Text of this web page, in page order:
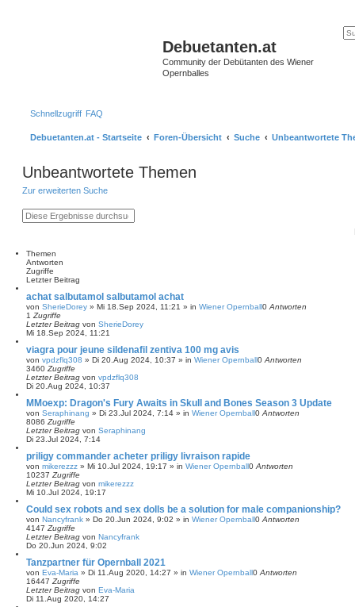
Debuetanten.at
Community der Debütanten des Wiener
Opernballes
Schnellzugriff FAQ
Debuetanten.at - Startseite Foren-Übersicht Suche Unbeantwortete
Unbeantwortete Themen
Zur erweiterten Suche
S
u
E
r
S
Themen
Antworten
Zugriffe
Letzter Beitrag
achat salbutamol salbutamol achat
von SherieDorey » Mi 18.Sep 2024, 11:21 » in Wiener Opernball0 Antworten
1 Zugriffe
Letzter Beitrag von SherieDorey
Mi 18.Sep 2024, 11:21
viagra pour jeune sildenafil zentiva 100 mg avis
von vpdzflq308 » Di 20.Aug 2024, 10:37 » in Wiener Opernball0 Antworten
3460 Zugriffe
Letzter Beitrag von vpdzflq308
Di 20.Aug 2024, 10:37
MMoexp: Dragon's Fury Awaits in Skull and Bones Season 3 Update
von Seraphinang » Di 23.Jul 2024, 7:14 » in Wiener Opernball0 Antworten
8086 Zugriffe
Letzter Beitrag von Seraphinang
Di 23.Jul 2024, 7:14
priligy commander acheter priligy livraison rapide
von mikerezzz » Mi 10.Jul 2024, 19:17 » in Wiener Opernball0 Antworten
10237 Zugriffe
Letzter Beitrag von mikerezzz
Mi 10.Jul 2024, 19:17
Could sex robots and sex dolls be a solution for male companionship?
von Nancyfrank » Do 20.Jun 2024, 9:02 » in Wiener Opernball0 Antworten
4147 Zugriffe
Letzter Beitrag von Nancyfrank
Do 20.Jun 2024, 9:02
Tanzpartner für Opernball 2021
von Eva-Maria » Di 11.Aug 2020, 14:27 » in Wiener Opernball0 Antworten
16447 Zugriffe
Letzter Beitrag von Eva-Maria
Di 11.Aug 2020, 14:27